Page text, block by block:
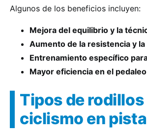
Algunos de los beneficios incluyen:
Mejora del equilibrio y la
Aumento de la resistencia y
Entrenamiento específico
Mayor eficiencia en el pedaleo
Tipos de rodillos
ciclismo en pista